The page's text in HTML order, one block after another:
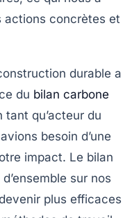
actions concrètes et
durable a
du bilan carbone
qu’acteur du
besoin d’une
impact. Le bilan
sur nos
plus efficaces